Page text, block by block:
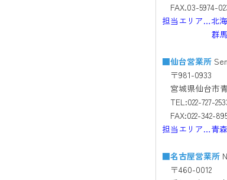
FAX.03-5974-
担当エリア…北
群馬/栃木
■仙台営業所
〒981-0933
宮城県仙台市
TEL:022-727-
FAX:022-342-
担当エリア…青
■名古屋営業所
〒460-0012